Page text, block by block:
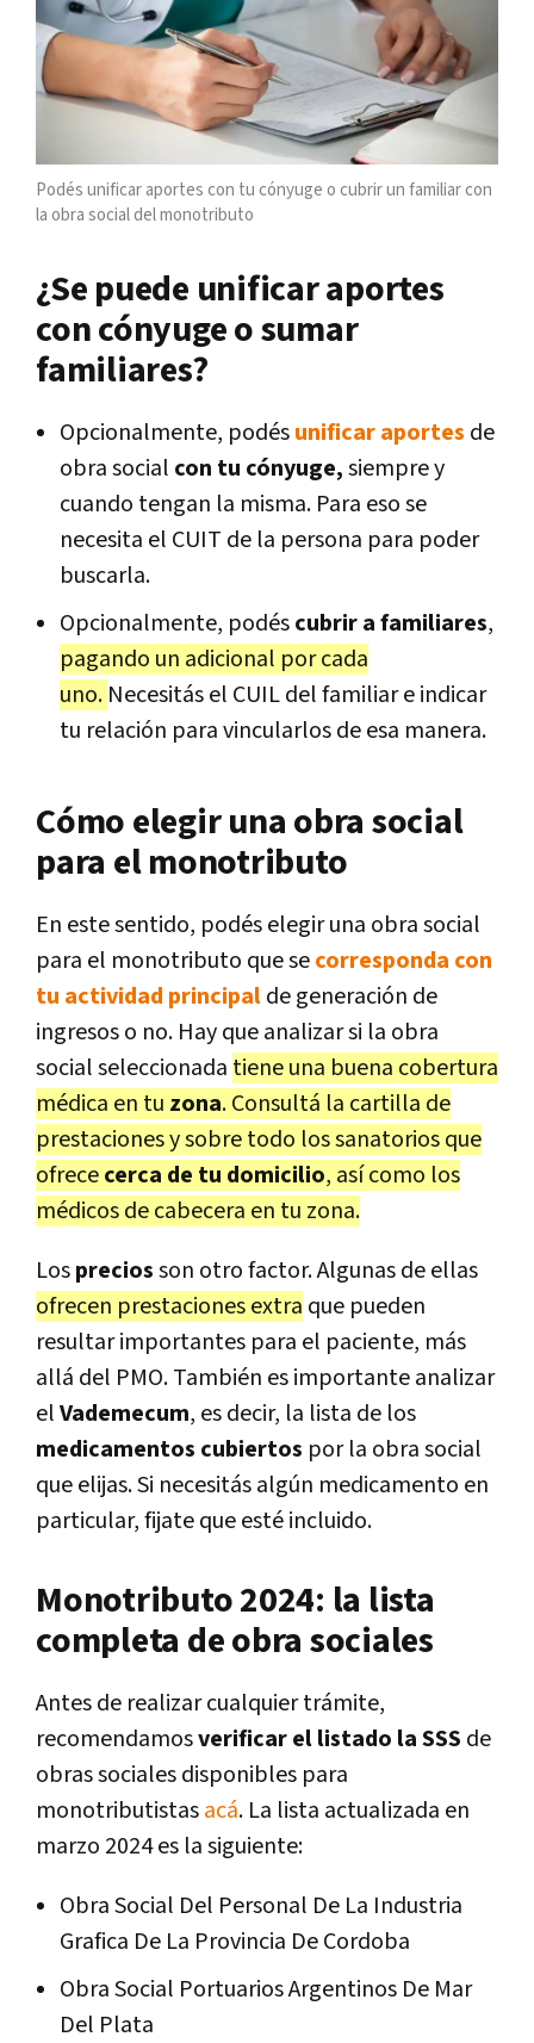
Podés unificar aportes con tu cónyuge o cubrir un familiar con
la obra social del monotributo
¿Se puede unificar aportes
con cónyuge o sumar
familiares?
Opcionalmente, podésunificar aportes de
obra social con tu cónyuge,siempre y
cuando tengan la misma. Para eso se
necesita el CUIT de la persona para poder
buscarla.
Opcionalmente, podéscubrir a familiares,
pagando un adicional por cada
uno. Necesitás el CUIL del familiar e indicar
tu relación para vincularlos de esa manera.
Cómo elegir una obra social
para el monotributo
En este sentido, podés elegir una obra social
para el monotributo que secorresponda con
tu actividad principalde generación de
ingresos o no. Hay que analizar si la obra
social seleccionada tiene una buena cobertura
médica en tu zona. Consultá la cartilla de
prestaciones y sobre todo los sanatorios que
ofrececerca de tu domicilio, así como los
médicos de cabecera en tu zona.
Lospreciosson otro factor. Algunas de ellas
ofrecen prestaciones extra que pueden
resultar importantes para el paciente, más
allá del PMO. También es importante analizar
elVademecum, es decir, la lista de los
medicamentos cubiertos por la obra social
que elijas. Si necesitás algún medicamento en
particular, fijate que esté incluido.
Monotributo 2024: la lista
completa de obra sociales
Antes de realizar cualquier trámite,
recomendamosverificar el listado la SSS de
obras sociales disponibles para
monotributistasacá. La lista actualizada en
marzo 2024 es la siguiente:
Obra Social Del Personal De La Industria
Grafica De La Provincia De Cordoba
Obra Social Portuarios Argentinos De Mar
Del Plata